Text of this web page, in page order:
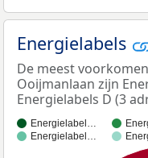
Energielabels
De meest
Ooijmanlaan zijn
Energielabels D (3
Energielabel…
Energielabel…